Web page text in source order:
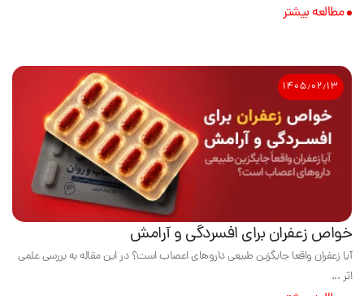
مطالعه بیشتر
۱۴۰۵٫۰۲٫۱۳
خواص زعفران برای افسردگی و آرامش
آیا زعفران واقعا جایگزین طبیعی داروهای اعصاب است؟ در این مقاله به بررسی علمی
اثر ...